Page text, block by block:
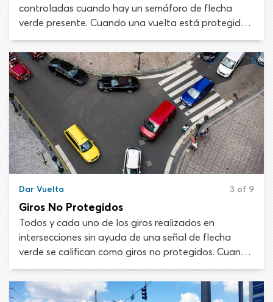
controladas cuando hay un semáforo de flecha
verde presente. Cuando una vuelta está protegida,
peatones se detienen por semáforos en rojo. Esto
hace que los giros protegidos sean más seguros y
fáciles de completar que los giros no protegidos, ya
que se minimizan las probabilidades de colisiones.
Dar Vuelta 3 of 9
Giros No Protegidos
Todos y cada uno de los giros realizados en
intersecciones sin ayuda de una señal de flecha
verde se califican como giros no protegidos. Cuando
tráfico que viene en sentido contrario y a los
peatones antes de dar vuelta.